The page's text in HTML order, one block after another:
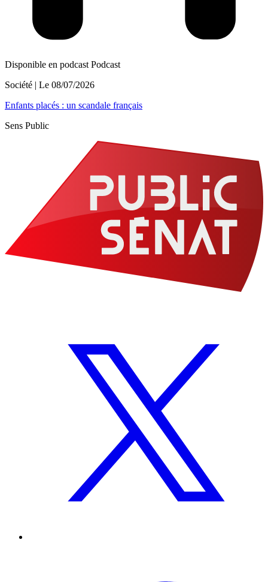
Disponible en podcast Podcast
Société | Le 08/07/2026
Enfants placés : un scandale français
Sens Public